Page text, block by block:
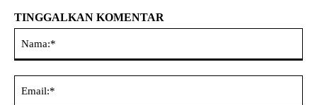
TINGGALKAN KOMENTAR